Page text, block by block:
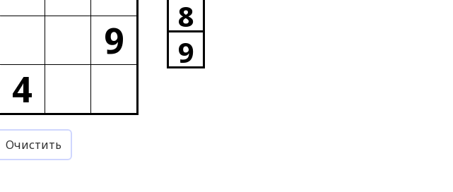
9
4
8
9
Очистить